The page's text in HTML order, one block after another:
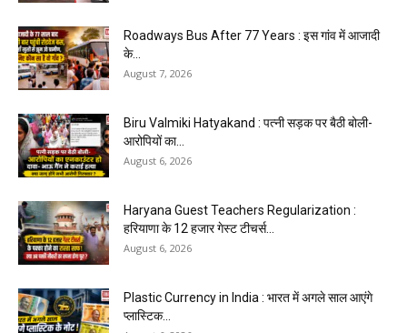
Roadways Bus After 77 Years : इस गांव में आजादी
के...
August 7, 2026
Biru Valmiki Hatyakand : पत्नी सड़क पर बैठी बोली-
आरोपियों का...
August 6, 2026
Haryana Guest Teachers Regularization :
हरियाणा के 12 हजार गेस्ट टीचर्स...
August 6, 2026
Plastic Currency in India : भारत में अगले साल आएंगे
प्लास्टिक...